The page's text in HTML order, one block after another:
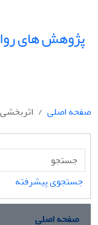
پژوهش های
صفحه اصلی
جستجوی پیشرفته
صفحه اصلی